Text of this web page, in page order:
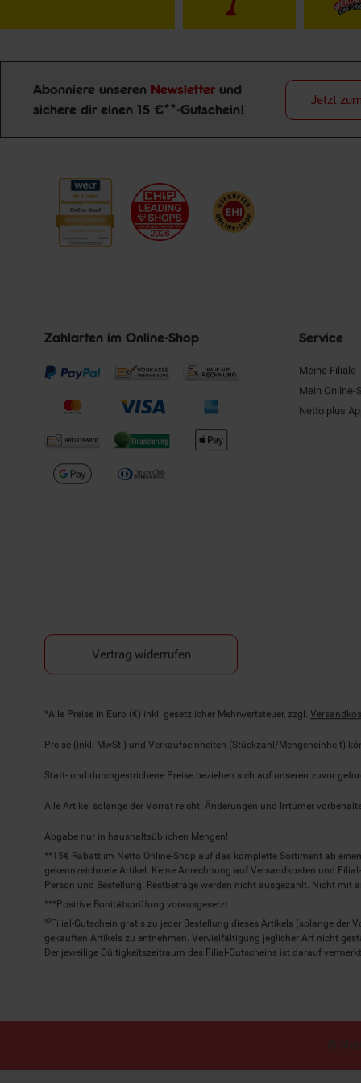
Newsletter Anmeldung
Abonniere unseren Newsletter und
sichere dir einen 15 €**-Gutschein!
Jetzt
Zahlarten im Online-Shop Service
Meine Filiale
Mein Online-
Netto plus
Vertrag widerrufen
Fußnoten
*Alle Preise in Euro (€) inkl. gesetzlicher Mehrwertsteuer, zzgl.
Preise (inkl. MwSt.) und Verkaufseinheiten (Stückzahl/Mengeneinheit)
Statt- und durchgestrichene Preise beziehen sich auf unseren zuvor
Alle Artikel solange der Vorrat reicht! Änderungen und Irrtümer
Abgabe nur in haushaltsüblichen Mengen!
**15€ Rabatt im Netto Online-Shop auf das komplette Sortiment ab
gekennzeichnete Artikel. Keine Anrechnung auf Versandkosten und
Person und Bestellung. Restbeträge werden nicht ausgezahlt. Nicht mit
***Positive Bonitätsprüfung vorausgesetzt
²⁰Filial-Gutschein gratis zu jeder Bestellung dieses Artikels (solange
gekauften Artikels zu entnehmen. Vervielfältigung jeglicher Art nicht
Der jeweilige Gültigkeitszeitraum des Filial-Gutscheins ist darauf vermerkt.